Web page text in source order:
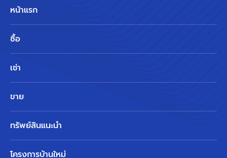
หน้าแรก
ซื้อ
เช่า
ขาย
ทรัพย์สินแนะนำ
โครงการบ้านใหม่